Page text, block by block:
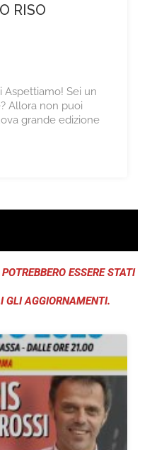
RISO
Aspettiamo! Sei un
Allora non puoi
grande edizione
ESSERE STATI
GLI AGGIORNAMENTI.